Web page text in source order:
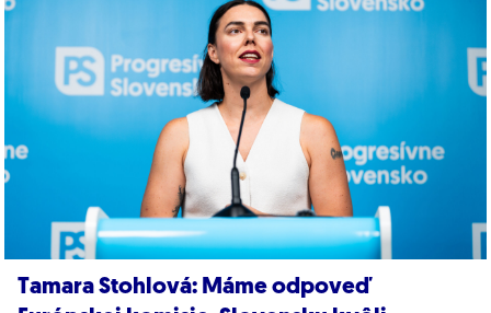
Tamara Stohlová: Máme odpoveď